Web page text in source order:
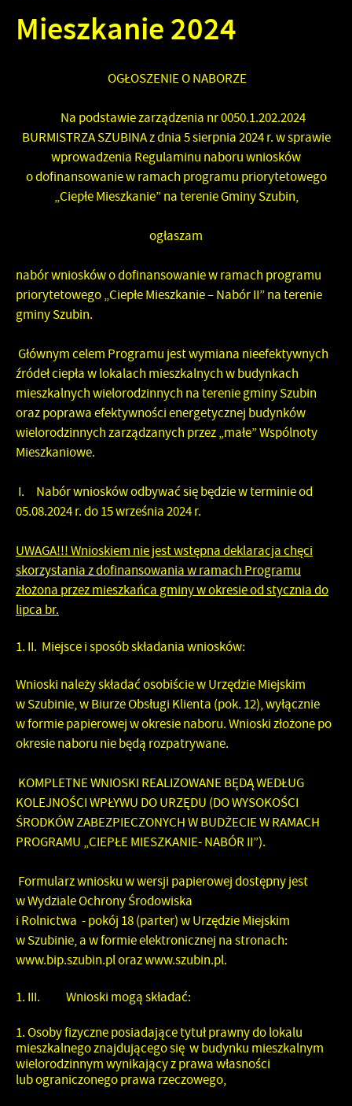
Mieszkanie 2024
OGŁOSZENIE O NABORZE
Na podstawie zarządzenia nr 0050.1.202.2024
BURMISTRZA SZUBINA z dnia 5 sierpnia 2024 r. w sprawie
wprowadzenia Regulaminu naboru wniosków
o dofinansowanie w ramach programu priorytetowego
„Ciepłe Mieszkanie” na terenie Gminy Szubin,
ogłaszam
nabór wniosków o dofinansowanie w ramach programu
priorytetowego „Ciepłe Mieszkanie – Nabór II” na terenie
gminy Szubin.
Głównym celem Programu jest wymiana nieefektywnych
źródeł ciepła w lokalach mieszkalnych w budynkach
mieszkalnych wielorodzinnych na terenie gminy Szubin
oraz poprawa efektywności energetycznej budynków
wielorodzinnych zarządzanych przez „małe” Wspólnoty
Mieszkaniowe.
I. Nabór wniosków odbywać się będzie w terminie od
05.08.2024 r. do 15 września 2024 r.
UWAGA!!! Wnioskiem nie jestwstępna deklaracja chęci
skorzystania z dofinansowania w ramach Programu
złożona przez mieszkańca gminy w okresie od stycznia do
lipca br.
II. Miejsce i sposób składania wniosków:
Wnioski należy składać osobiście w Urzędzie Miejskim
w Szubinie, w Biurze Obsługi Klienta (pok. 12), wyłącznie
w formie papierowej w okresie naboru. Wnioski złożone po
okresie naboru nie będą rozpatrywane.
KOMPLETNE WNIOSKI REALIZOWANE BĘDĄ WEDŁUG
KOLEJNOŚCI WPŁYWU DO URZĘDU (DO WYSOKOŚCI
ŚRODKÓW ZABEZPIECZONYCH W BUDŻECIE W RAMACH
PROGRAMU „CIEPŁE MIESZKANIE- NABÓR II”).
Formularz wniosku w wersji papierowej dostępny jest
w Wydziale Ochrony Środowiska
i Rolnictwa - pokój 18 (parter) w Urzędzie Miejskim
w Szubinie, a w formie elektronicznej na stronach:
www.bip.szubin.plorazwww.szubin.pl.
III. Wnioski mogą składać:
Osoby fizyczne posiadające tytuł prawny do lokalu
mieszkalnego znajdującego się w budynku mieszkalnym
wielorodzinnym wynikający z prawa własności
lub ograniczonego prawa rzeczowego,